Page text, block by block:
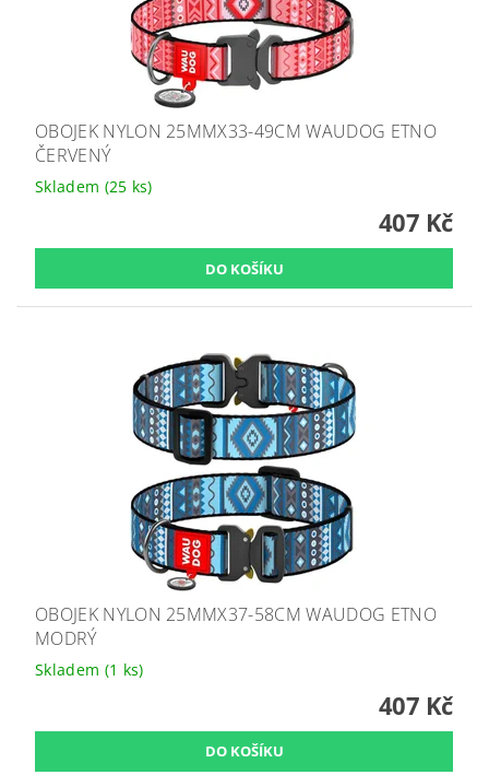
OBOJEK NYLON 25MMX33-49CM WAUDOG ETNO
ČERVENÝ
Skladem (25 ks)
407 Kč
OBOJEK NYLON 25MMX37-58CM WAUDOG ETNO
MODRÝ
Skladem (1 ks)
407 Kč